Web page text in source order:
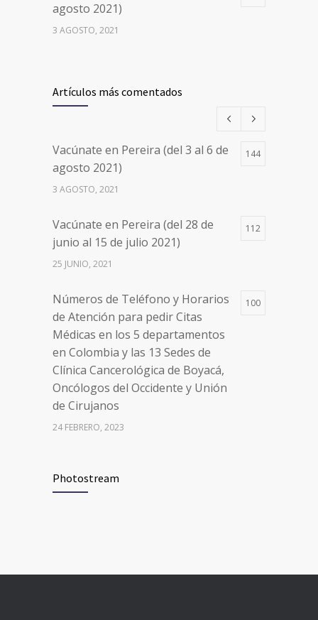
agosto 2021)
3 AGOSTO, 2021
de agosto 2021) mayores de 20
años
Números de Teléfono y Horarios
de Atención para pedir Citas
Médicas en los 5 departamentos
Clínica Cancerológica de Boyacá,
Oncólogos del Occidente y Unión
de Cirujanos
Artículos más comentados
Vacúnate en Pereira (del 3 al 6 de
agosto 2021)
144
3 AGOSTO, 2021
Vacúnate en Pereira (del 28 de
junio al 15 de julio 2021)
112
25 JUNIO, 2021
Números de Teléfono y Horarios
de Atención para pedir Citas
Médicas en los 5 departamentos
en Colombia y las 13 Sedes de
Clínica Cancerológica de Boyacá,
Oncólogos del Occidente y Unión
de Cirujanos
100
24 FEBRERO, 2023
junio 2021)
años
Photostream